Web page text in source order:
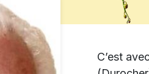
C’est